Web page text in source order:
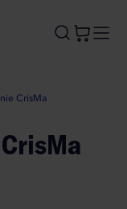
CrisMa